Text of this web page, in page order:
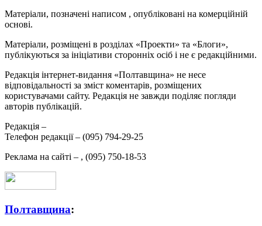
Матеріали, позначені написом , опубліковані на комерційній
основі.
Матеріали, розміщені в розділах «Проекти» та «Блоги»,
публікуються за ініціативи сторонніх осіб і не є редакційними.
Редакція інтернет-видання «Полтавщина» не несе
відповідальності за зміст коментарів, розміщених
користувачами сайту. Редакція не завжди поділяє погляди
авторів публікацій.
Редакція –
Телефон редакції – (095) 794-29-25
Реклама на сайті – , (095) 750-18-53
Полтавщина: